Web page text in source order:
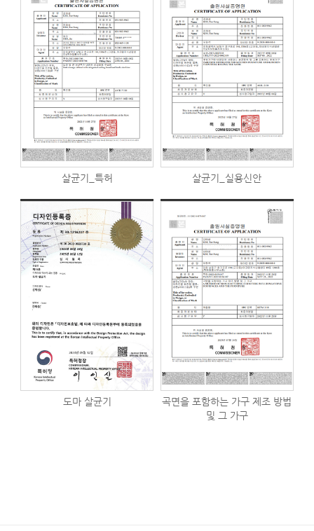
살균기_특허 살균기_실용신안
도마 살균기
곡면을 포함하는 가구 제조 방법
및 그 가구